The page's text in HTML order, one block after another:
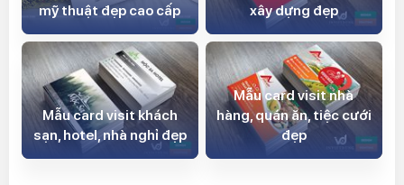
mỹ thuật đẹp cao cấp
xây dựng đẹp
Mẫu card visit khách
sạn, hotel, nhà nghỉ đẹp
Mẫu card visit nhà
hàng, quán ăn, tiệc cưới
đẹp